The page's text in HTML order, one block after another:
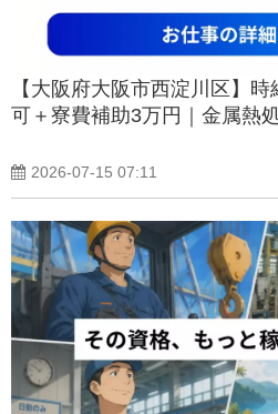
【大阪府大阪市西淀川区】
可＋寮費補助3万円｜金属熱
2026-07-15 07:11